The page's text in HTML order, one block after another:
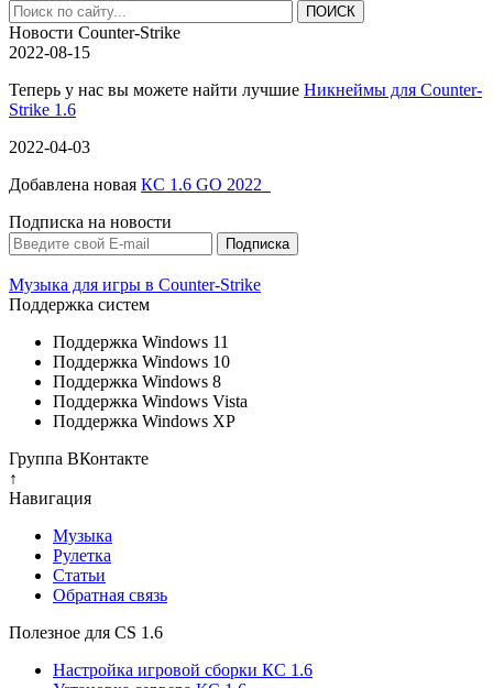
Новости Counter-Strike
2022-08-15
Теперь у нас вы можете найти лучшие Никнеймы для Counter-
Strike 1.6
2022-04-03
Добавлена новая КС 1.6 GO 2022
Подписка на новости
Музыка для игры в Counter-Strike
Поддержка систем
Поддержка Windows 11
Поддержка Windows 10
Поддержка Windows 8
Поддержка Windows Vista
Поддержка Windows XP
Группа ВКонтакте
↑
Навигация
Музыка
Рулетка
Cтатьи
Обратная связь
Полезное для CS 1.6
Настройка игровой сборки КС 1.6